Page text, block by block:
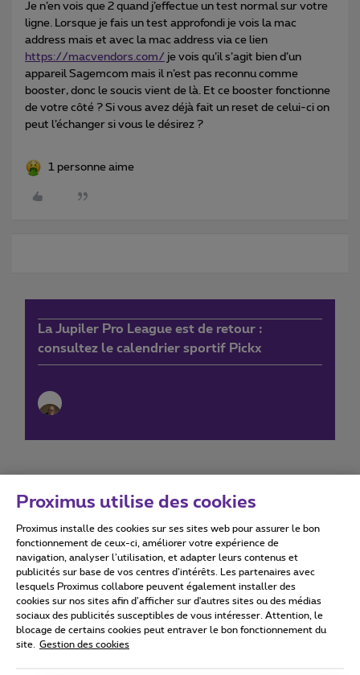
Je n’en vois que 2 quand j’effectue un test normal sur votre
ligne. Lorsque je fais un test approfondi je vois la mac
address mais et avec la mac address via ce lien
https://macvendors.com/ je vois qu’il s’agit bien d’un
appareil Sagemcom mais il n’est pas reconnu comme
booster, donc le soucis vient de là. Et ce booster fonctionne
de votre côté ? Si vous avez déjà fait un reset de celui-ci on
peut l’échanger si vous le désirez ?
1 personne aime
La Jupiler Pro League est de retour :
consultez le calendrier sportif Pickx
Conditions d'utilisation Accessibility statement
Tous droits réservés. © 2026
Conditions générales, info consommateur
Proximus utilise des cookies
Proximus installe des cookies sur ses sites web pour assurer le bon
fonctionnement de ceux-ci, améliorer votre expérience de
navigation, analyser l’utilisation, et adapter leurs contenus et
publicités sur base de vos centres d’intérêts. Les partenaires avec
lesquels Proximus collabore peuvent également installer des
cookies sur nos sites afin d’afficher sur d'autres sites ou des médias
sociaux des publicités susceptibles de vous intéresser. Attention, le
blocage de certains cookies peut entraver le bon fonctionnement du
site.
Gestion des cookies